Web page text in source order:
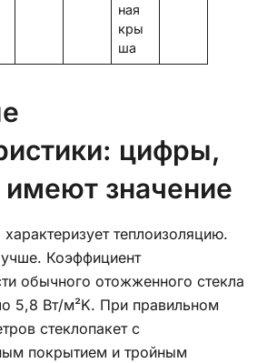
ная
кры
ша
цифры,
имеют значение
характеризует теплоизоляцию.
Коэффициент
обычного отожженного стекла
5,8 Вт/м²K. При правильном
стеклопакет с
покрытием и тройным